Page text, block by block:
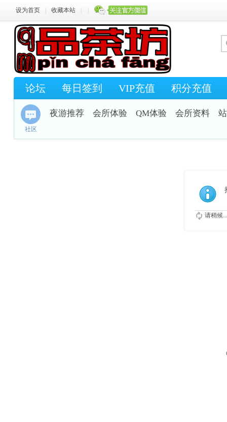
设为首页 收藏本站
论坛 每日签到 VIP充值 积分充值
社区
夜游推荐 会所体验 QM体验 会所资料
请稍候...